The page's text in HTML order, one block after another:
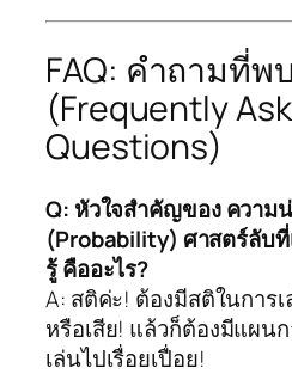
FAQ: คำถามที่พ
(Frequently
Questions)
Q: หัวใจสำคัญของ ความ
(Probability) ศาสตร์ลับ
รู้ คืออะไร?
A: สติค่ะ! ต้องมีสติในการ
หรือเสีย! แล้วก็ต้องมีแผน
เล่นไปเรื่อยเปื่อย!